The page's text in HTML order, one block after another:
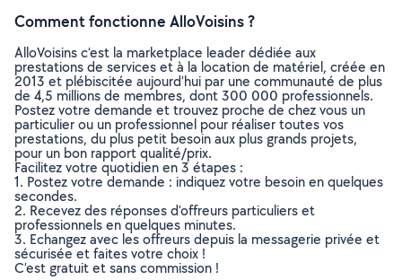
Comment fonctionne AlloVoisins ?
AlloVoisins c’est la marketplace leader dédiée aux
prestations de services et à la location de matériel, créée en
2013 et plébiscitée aujourd’hui par une communauté de plus
de 4,5 millions de membres, dont 300 000 professionnels.
Postez votre demande et trouvez proche de chez vous un
particulier ou un professionnel pour réaliser toutes vos
prestations, du plus petit besoin aux plus grands projets,
pour un bon rapport qualité/prix.
Facilitez votre quotidien en 3 étapes :
1. Postez votre demande : indiquez votre besoin en quelques
secondes.
2. Recevez des réponses d’offreurs particuliers et
professionnels en quelques minutes.
3. Echangez avec les offreurs depuis la messagerie privée et
sécurisée et faites votre choix !
C’est gratuit et sans commission !